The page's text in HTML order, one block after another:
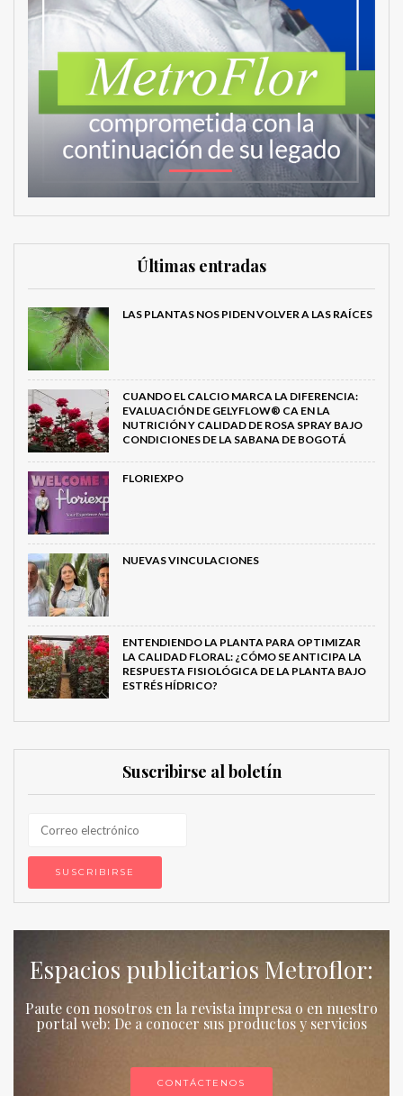
Últimas entradas
LAS PLANTAS NOS PIDEN VOLVER A LAS RAÍCES
CUANDO EL CALCIO MARCA LA DIFERENCIA:
EVALUACIÓN DE GELYFLOW® CA EN LA
NUTRICIÓN Y CALIDAD DE ROSA SPRAY BAJO
CONDICIONES DE LA SABANA DE BOGOTÁ
FLORIEXPO
NUEVAS VINCULACIONES
ENTENDIENDO LA PLANTA PARA OPTIMIZAR
LA CALIDAD FLORAL: ¿CÓMO SE ANTICIPA LA
RESPUESTA FISIOLÓGICA DE LA PLANTA BAJO
ESTRÉS HÍDRICO?
Suscribirse al boletín
Espacios publicitarios Metroflor:
Paute con nosotros en la revista impresa o en nuestro
portal web: De a conocer sus productos y servicios
CONTÁCTENOS